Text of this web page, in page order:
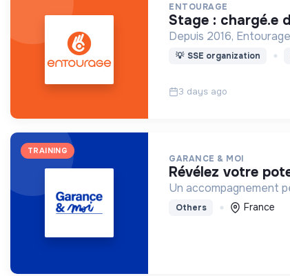
ENTOURAGE
stage : chargé.e
Depuis 2016,
💡 SSE organization
3 days ago
TRAINING
GARANCE & MOI
révélez votre
Un accompagnement
Others France